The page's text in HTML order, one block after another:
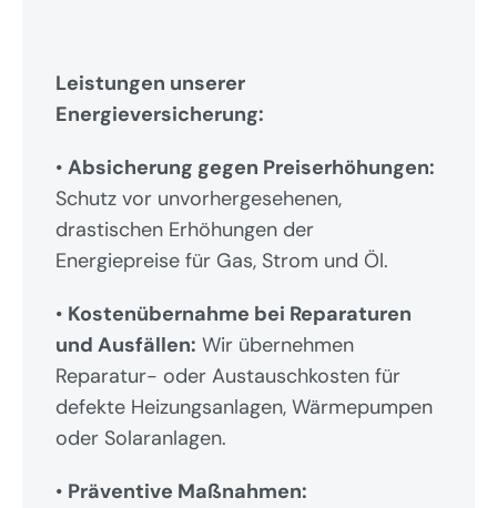
Leistungen unserer
Energieversicherung:
• Absicherung gegen Preiserhöhungen:
Schutz vor unvorhergesehenen,
drastischen Erhöhungen der
Energiepreise für Gas, Strom und Öl.
• Kostenübernahme bei Reparaturen
und Ausfällen: Wir übernehmen
Reparatur- oder Austauschkosten für
defekte Heizungsanlagen, Wärmepumpen
oder Solaranlagen.
• Präventive Maßnahmen: